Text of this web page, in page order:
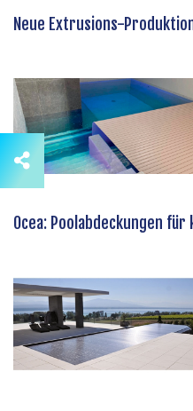
Neue Extrusions-
Ocea: Poolabdeckungen